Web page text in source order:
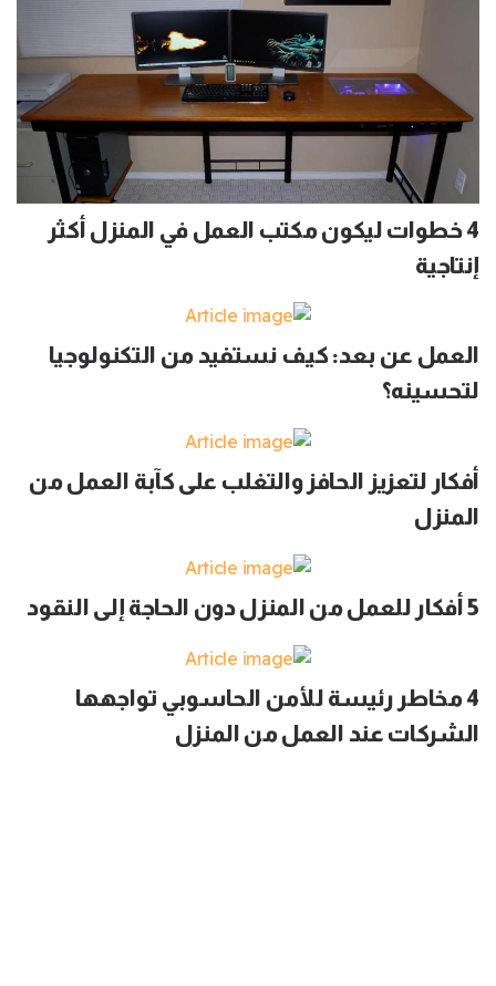
4 خطوات ليكون مكتب العمل في المنزل أكثر
إنتاجية
العمل عن بعد: كيف نستفيد من التكنولوجيا
لتحسينه؟
أفكار لتعزيز الحافز والتغلب على كآبة العمل من
المنزل
5 أفكار للعمل من المنزل دون الحاجة إلى النقود
4 مخاطر رئيسة للأمن الحاسوبي تواجهها
الشركات عند العمل من المنزل